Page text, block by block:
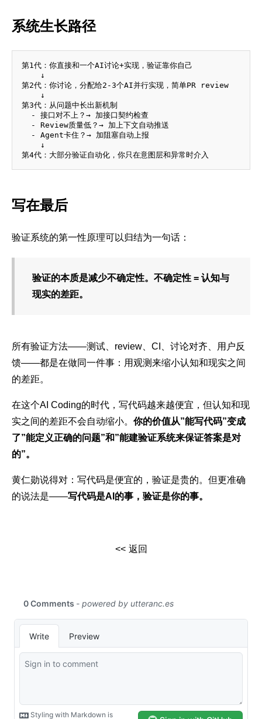
系统生长路径
第1代：你直接和一个AI讨论+实现，验证靠你自己
    ↓
第2代：你讨论，分配给2-3个AI并行实现，简单PR review
    ↓
第3代：从问题中长出新机制
  - 接口对不上？→ 加接口契约检查
  - Review质量低？→ 加上下文自动推送
  - Agent卡住？→ 加阻塞自动上报
    ↓
写在最后
验证系统的第一性原理可以归结为一句话：
验证的本质是减少不确定性。不确定性 = 认知与
现实的差距。
所有验证方法——测试、review、CI、讨论对齐、用户反
馈——都是在做同一件事：用观测来缩小认知和现实之间
的差距。
在这个AI Coding的时代，写代码越来越便宜，但认知和现
实之间的差距不会自动缩小。 你的价值从”能写代码”变成
了”能定义正确的问题”和”能建验证系统来保证答案是对
的”。
黄仁勋说得对：写代码是便宜的，验证是贵的。但更准确
的说法是——写代码是AI的事，验证是你的事。
返回